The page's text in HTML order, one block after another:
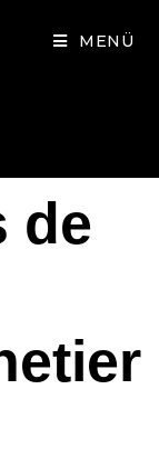
MENÜ
de